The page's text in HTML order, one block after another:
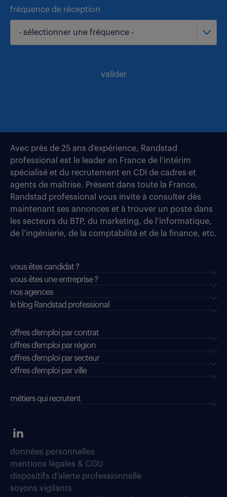
fréquence de réception
- sélectionner une fréquence -
valider
Avec près de 25 ans d’expérience, Randstad
professional est le leader en France de l’intérim
spécialisé et du recrutement en CDI de cadres et
agents de maîtrise. Présent dans toute la France,
Randstad professional vous invite à consulter dès
maintenant ses annonces et à trouver un poste dans
les secteurs du BTP, du marketing, de l’informatique,
de l’ingénierie, de la comptabilité et de la finance, etc.
vous êtes candidat ?
vous êtes une entreprise ?
nos agences
le blog Randstad professional
offres d'emploi par contrat
offres d'emploi par région
offres d'emploi par secteur
offres d’emploi par ville
métiers qui recrutent
données personnelles
mentions légales & CGU
dispositifs d'alerte professionnelle
soyons vigilants